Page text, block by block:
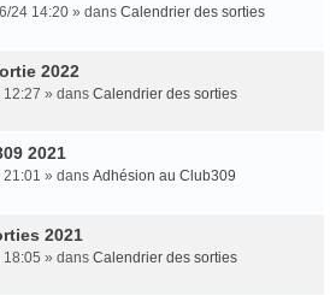
24 14:20 » dans Calendrier des sorties
2022
» dans Calendrier des sorties
2021
» dans Adhésion au Club309
2021
» dans Calendrier des sorties